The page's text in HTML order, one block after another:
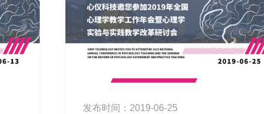
发布时间：2019-06-25